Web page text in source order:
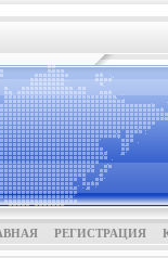
РЕГИСТРАЦИЯ